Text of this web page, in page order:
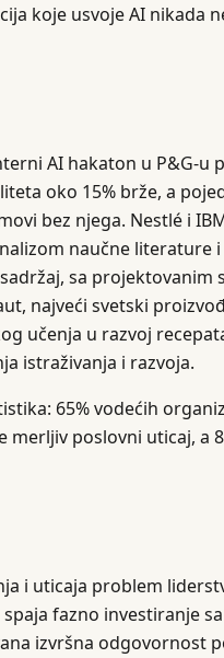
koje usvoje AI nikada
AI hakaton u P&G-u
oko 15% brže, a
bez njega. Nestlé i
naučne literature
sa projektovanim
najveći svetski
učenja u razvoj
istraživanja i razvoja.
65% vodećih
merljiv poslovni uticaj, a
i uticaja problem
fazno investiranje
izvršna odgovornost